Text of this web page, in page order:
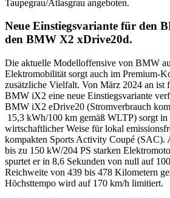
Taupegrau/Atlasgrau angeboten.
Neue Einstiegsvariante für den
den BMW X2 xDrive20d.
Die aktuelle Modelloffensive von BMW
Elektromobilität sorgt auch im Premium-
zusätzliche Vielfalt. Von März 2024 an ist
BMW iX2 eine neue Einstiegsvariante
BMW iX2 eDrive20 (Stromverbrauch
15,3 kWh/100 km gemäß WLTP) sorgt in
wirtschaftlicher Weise für lokal
kompakten Sports Activity Coupé (SAC).
bis zu 150 kW/204 PS starken
spurtet er in 8,6 Sekunden von null auf
Reichweite von 439 bis 478 Kilometern
Höchsttempo wird auf 170 km/h limitiert.